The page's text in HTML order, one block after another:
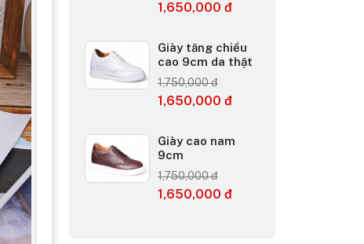
1,650,000 đ
Giày tăng chiều
cao 9cm da thật
1,750,000 đ
1,650,000 đ
Giày cao nam
9cm
1,750,000 đ
1,650,000 đ